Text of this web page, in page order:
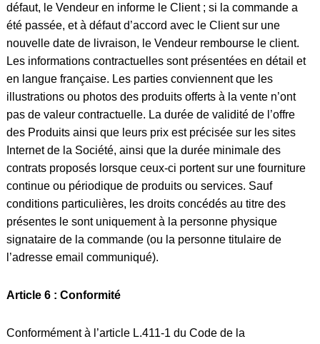
défaut, le Vendeur en informe le Client ; si la commande a
été passée, et à défaut d’accord avec le Client sur une
nouvelle date de livraison, le Vendeur rembourse le client.
Les informations contractuelles sont présentées en détail et
en langue française. Les parties conviennent que les
illustrations ou photos des produits offerts à la vente n’ont
pas de valeur contractuelle. La durée de validité de l’offre
des Produits ainsi que leurs prix est précisée sur les sites
Internet de la Société, ainsi que la durée minimale des
contrats proposés lorsque ceux-ci portent sur une fourniture
continue ou périodique de produits ou services. Sauf
conditions particulières, les droits concédés au titre des
présentes le sont uniquement à la personne physique
signataire de la commande (ou la personne titulaire de
l’adresse email communiqué).
Article 6 : Conformité
Conformément à l’article L.411-1 du Code de la